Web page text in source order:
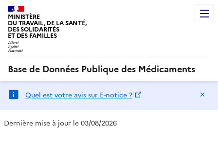
MINISTÈRE
DU TRAVAIL, DE LA SANTÉ,
DES SOLIDARITÉS
ET DES FAMILLES
Base de Données Publique des Médicaments
Quel est votre avis sur E-notice ?
Dernière mise à jour le 03/08/2026